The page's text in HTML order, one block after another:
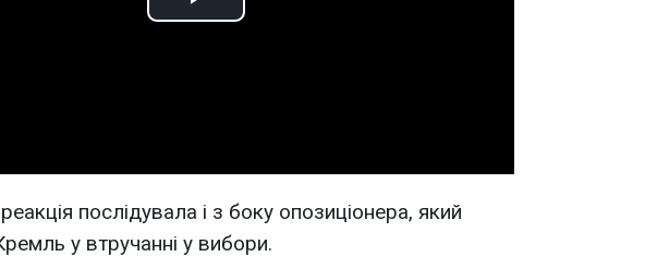
Play
послідувала і з боку опозиціонера, який
у втручанні у вибори.